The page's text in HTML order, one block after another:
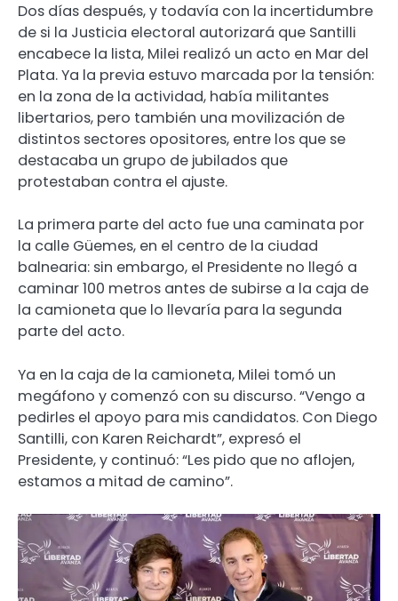
Dos días después, y todavía con la incertidumbre
de si la Justicia electoral autorizará que Santilli
encabece la lista, Milei realizó un acto en Mar del
Plata. Ya la previa estuvo marcada por la tensión:
en la zona de la actividad, había militantes
libertarios, pero también una movilización de
distintos sectores opositores, entre los que se
destacaba un grupo de jubilados que
protestaban contra el ajuste.
La primera parte del acto fue una caminata por
la calle Güemes, en el centro de la ciudad
balnearia: sin embargo, el Presidente no llegó a
caminar 100 metros antes de subirse a la caja de
la camioneta que lo llevaría para la segunda
parte del acto.
Ya en la caja de la camioneta, Milei tomó un
megáfono y comenzó con su discurso. “Vengo a
pedirles el apoyo para mis candidatos. Con Diego
Santilli, con Karen Reichardt”, expresó el
Presidente, y continuó: “Les pido que no aflojen,
estamos a mitad de camino”.